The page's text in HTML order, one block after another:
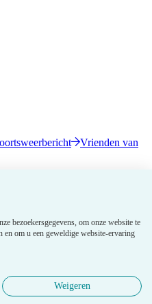
bezoekersgegevens, om onze website te
en om u een geweldige website-ervaring
Weigeren
Vrienden van